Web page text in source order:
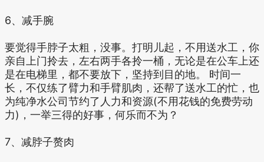
6、减手腕
要觉得手脖子太粗，没事。打明儿起，不用送水工，你
亲自上门拎去，左右两手各拎一桶，无论是在公车上还
是在电梯里，都不要放下，坚持到目的地。 时间一
长，不仅练了臂力和手臂肌肉，还帮了送水工的忙，也
为纯净水公司节约了人力和资源(不用花钱的免费劳动
力)，一举三得的好事，何乐而不为？
7、减脖子赘肉